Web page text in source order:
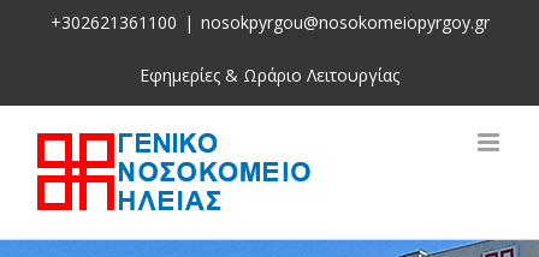
+302621361100 | nosokpyrgou@nosokomeiopyrgoy.gr
Εφημερίες & Ωράριο Λειτουργίας